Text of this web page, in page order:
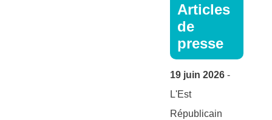
Articles
de
presse
19 juin 2026 -
L'Est
Républicain